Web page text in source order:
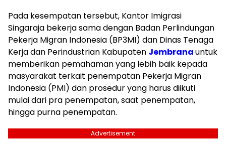
Pada kesempatan tersebut, Kantor Imigrasi
Singaraja bekerja sama dengan Badan Perlindungan
Pekerja Migran Indonesia (BP3MI) dan Dinas Tenaga
Kerja dan Perindustrian Kabupaten Jembranauntuk
memberikan pemahaman yang lebih baik kepada
masyarakat terkait penempatan Pekerja Migran
Indonesia (PMI) dan prosedur yang harus diikuti
mulai dari pra penempatan, saat penempatan,
hingga purna penempatan.
Advertisement